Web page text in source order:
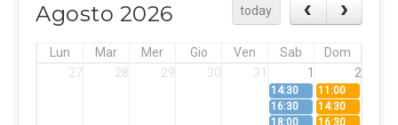
Agosto 2026 today
Lun Mar Mer Gio Ven Sab
Dom
27
28 29 30 31 1 2
14:30
11:00
16:30
14:30